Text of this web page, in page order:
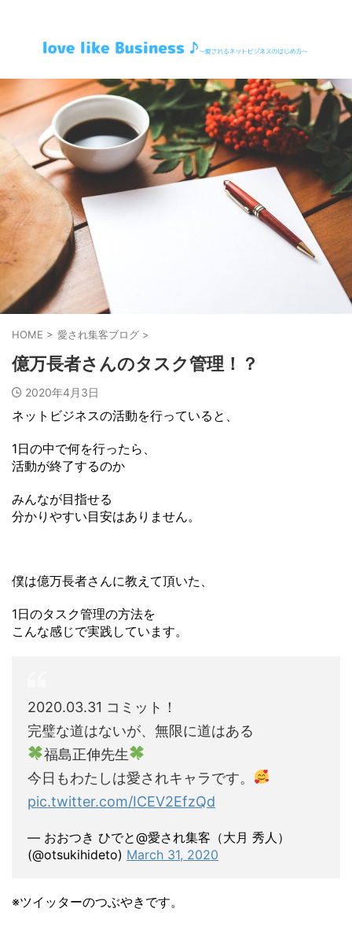
HOME > 愛され集客ブログ >
億万長者さんのタスク管理！？
2020年4月3日
ネットビジネスの活動を行っていると、
1日の中で何を行ったら、
活動が終了するのか
みんなが目指せる
分かりやすい目安はありません。
僕は億万長者さんに教えて頂いた、
1日のタスク管理の方法を
こんな感じで実践しています。
2020.03.31 コミット！
完璧な道はないが、無限に道はある
福島正伸先生
今日もわたしは愛されキャラです。
pic.twitter.com/ICEV2EfzQd
— おおつき ひでと@愛され集客（大月 秀人）
(@otsukihideto) March 31, 2020
※ツイッターのつぶやきです。